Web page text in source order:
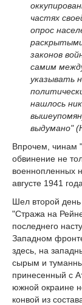
частях
опрос
законов
самим
указывать
нашлось
выдумано"
Впрочем, чинам
обвинение не
военнопленных
августе 1941
Шел второй
"Стража на
последнего
Западном
здесь, на
сырым и
принесенный с
южной окраине
конвой из